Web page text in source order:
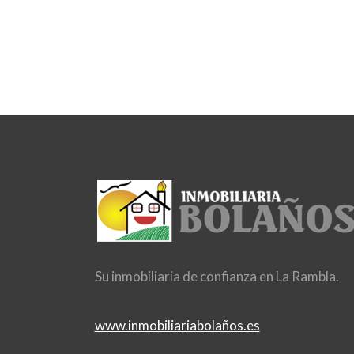
Su inmobiliaria de confianza en La Rambla.
www.inmobiliariabolaños.es